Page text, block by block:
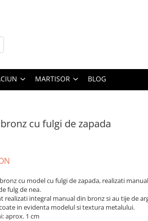
MARTISOR BLOG
cu fulgi de zapada
cu model cu fulgi de zapada, realizati
fulg de nea.
realizati integral manual din bronz si au tije de
in evidenta modelul si textura metalului.
aprox. 1 cm